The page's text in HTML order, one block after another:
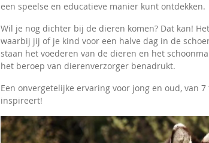
een speelse en educatieve manier kunt ontdekken.
Wil je nog dichter bij de dieren komen? Dat kan!
waarbij jij of je kind voor een halve dag in de
staan het voederen van de dieren en het
het beroep van dierenverzorger benadrukt.
Een onvergetelijke ervaring voor jong en oud, van
inspireert!